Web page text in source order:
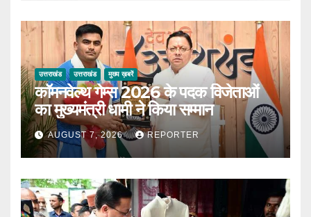
उत्तराखंड उत्तराखंड मुख्य ख़बरें
कॉमनवेल्थ गेम्स 2026 के पदक विजेताओं
का मुख्यमंत्री धामी ने किया सम्मान
AUGUST 7, 2026 REPORTER